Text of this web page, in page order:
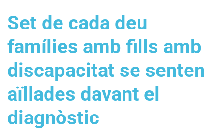
Set de cada deu
famílies amb fills amb
discapacitat se senten
aïllades davant el
diagnòstic